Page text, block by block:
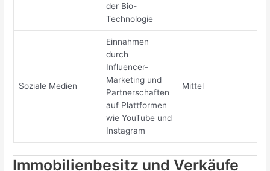
der Bio-
Technologie
Soziale Medien
Einnahmen
durch
Influencer-
Marketing und
Partnerschaften
auf Plattformen
wie YouTube und
Instagram
Mittel
Immobilienbesitz und Verkäufe